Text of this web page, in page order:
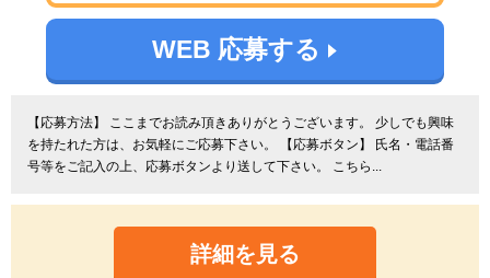
WEB 応募する
【応募方法】 ここまでお読み頂きありがとうございます。 少しでも興味
を持たれた方は、お気軽にご応募下さい。 【応募ボタン】 氏名・電話番
号等をご記入の上、応募ボタンより送して下さい。 こちら...
詳細を見る